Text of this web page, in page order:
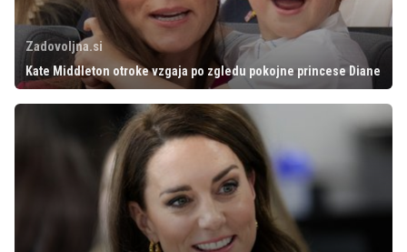
Zadovoljna.si
Kate Middleton otroke vzgaja po zgledu pokojne princese Diane